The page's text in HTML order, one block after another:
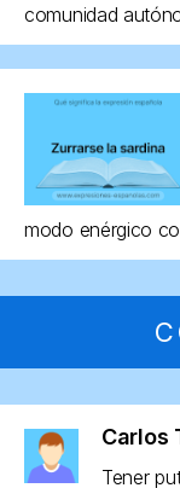
comunidad
modo enérgico
Carlos
Tener